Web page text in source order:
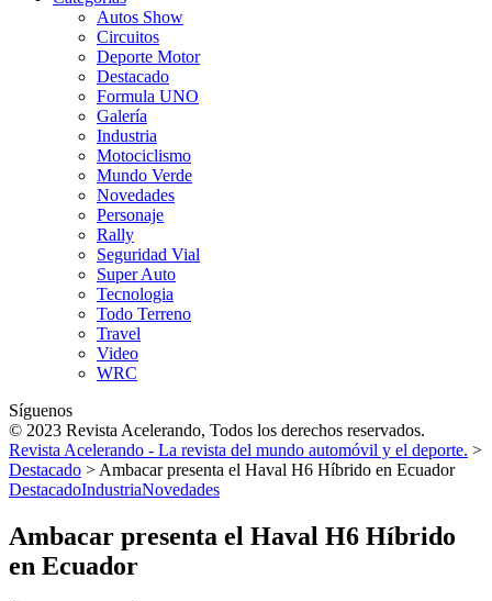
Autos Show
Circuitos
Deporte Motor
Destacado
Formula UNO
Galería
Industria
Motociclismo
Mundo Verde
Novedades
Personaje
Rally
Seguridad Vial
Super Auto
Tecnologia
Todo Terreno
Travel
Video
WRC
Síguenos
© 2023 Revista Acelerando, Todos los derechos reservados.
Revista Acelerando - La revista del mundo automóvil y el deporte. >
Destacado > Ambacar presenta el Haval H6 Híbrido en Ecuador
DestacadoIndustriaNovedades
Ambacar presenta el Haval H6 Híbrido
en Ecuador